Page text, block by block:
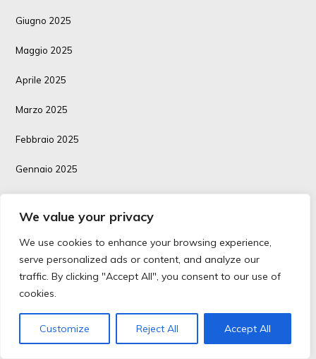
We value your privacy
We use cookies to enhance your browsing experience,
serve personalized ads or content, and analyze our
traffic. By clicking "Accept All", you consent to our use of
cookies.
Customize Reject All Accept All
Giugno 2025
Maggio 2025
Aprile 2025
Marzo 2025
Febbraio 2025
Gennaio 2025
Ottobre 2024
Settembre 2024
Luglio 2024
Giugno 2024